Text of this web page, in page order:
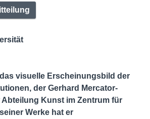
visuelle Erscheinungsbild der
der Gerhard Mercator-
Kunst im Zentrum für
Werke hat er